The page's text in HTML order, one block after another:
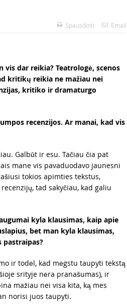
Spausdinti Email
dar reikia? Teatrologė, scenos
kritikų reikia ne mažiau nei
kritiko ir dramaturgo
recenzijos. Ar manai, kad vis
Galbūt ir esu. Tačiau čia pat
mane vis pavaduodavo jaunesni
tokios apimties tekstus,
tad sakyčiau, kad galiu
kyla klausimas, kaip apie
bet man kyla klausimas,
ir todėl, kad mėgstu taupyti tekstą
srityje nėra pranašumas), ir
mažiau nei visa kita, ką mes
norisi juos taupyti.